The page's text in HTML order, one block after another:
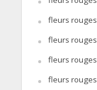
fleurs rouges
fleurs rouges
fleurs rouges
fleurs rouges